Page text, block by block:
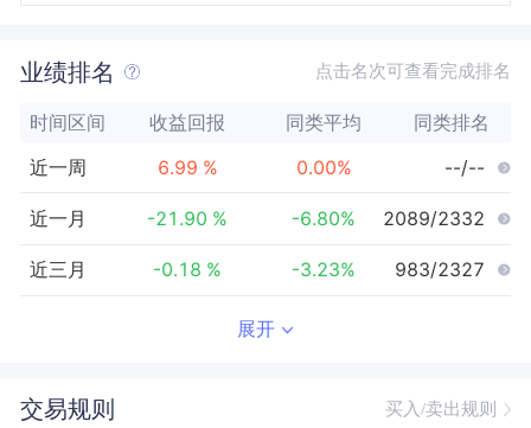
业绩排名 点击名次可查看完成排名
时间区间 收益回报 同类平均 同类排名
近一周 6.99 % 0.00% --/--
近一月 -21.90 % -6.80% 2089/2332
近三月 -0.18 % -3.23% 983/2327
近三年 17/2110
展开
交易规则 买入/卖出规则